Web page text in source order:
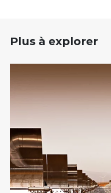
Plus à explorer